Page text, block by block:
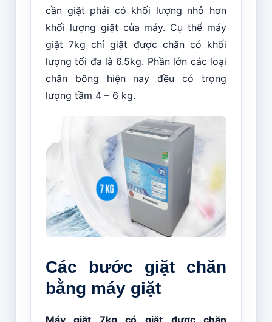
cần giặt phải có khối lượng nhỏ hơn
khối lượng giặt của máy. Cụ thể máy
giặt 7kg chỉ giặt được chăn có khối
lượng tối đa là 6.5kg. Phần lớn các loại
chăn bông hiện nay đều có trọng
lượng tầm 4 – 6 kg.
Các bước giặt chăn
bằng máy giặt
Máy giặt 7kg có giặt được chăn